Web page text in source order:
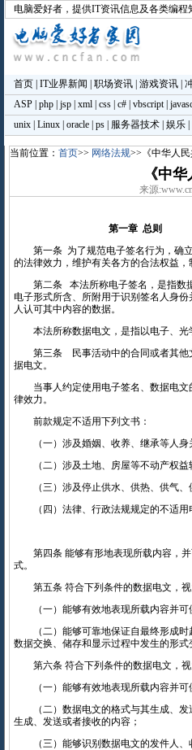
电脑爱好者 ，提供IT资讯信息及各类编
首页| IT业界新闻 职场资讯| 游戏资讯|
ASP| php| jsp| xml| css| c#| vbscript|
unix| Linux| oracle| ps| 服务器技术| 娱乐|
当前位置： 首页>> 网络法规>>《中华人
《中
来源
第一章 总则
第一条 为了规范电子签名行为，确立
的法律效力，维护有关各方的合法权益，
第二条 本法所称电子签名，是指数
电子形式所含、所附用于识别签名人身份
人认可其中内容的数据。
本法所称数据电文，是指以电子、光
第三条 民事活动中的合同或者其他文
据电文。
当事人约定使用电子签名、数据电文
律效力。
前款规定不适用下列文书：
（一）涉及婚姻、收养、继承等人身
（二）涉及土地、房屋等不动产权益
（三）涉及停止供水、供热、供气、
（四）法律、行政法规规定的不适
第四条 能够有形地表现所载内容，并
式。
第五条 符合下列条件的数据电文，视
（一）能够有效地表现所载内容并可
（二）能够可靠地保证自最终形成时
数据交换、储存和显示过程中发生的形式
第六条 符合下列条件的数据电文，视
（一）能够有效地表现所载内容并可
（二）数据电文的格式与其生成、发
生成、发送或者接收的内容；
（三）能够识别数据电文的发件人、